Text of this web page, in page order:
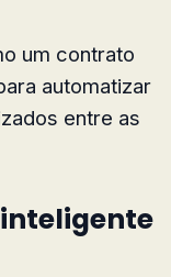
um contrato
automatizar
entre as